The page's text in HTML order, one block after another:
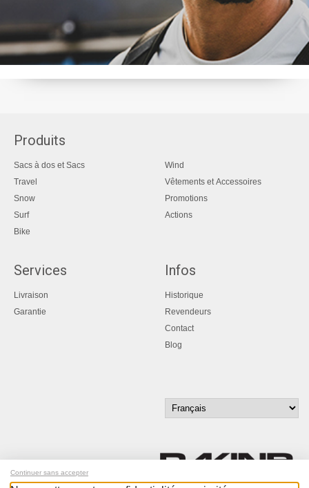
Produits
Sacs à dos et Sacs
Travel
Snow
Surf
Bike
Wind
Vêtements et Accessoires
Promotions
Actions
Services
Livraison
Garantie
Infos
Historique
Revendeurs
Contact
Blog
Continuer sans accepter